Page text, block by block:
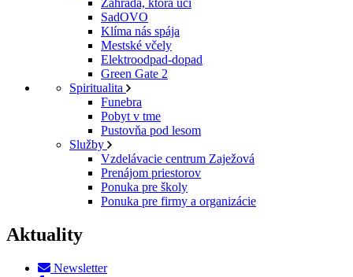
Záhrada, ktorá učí
SadOVO
Klíma nás spája
Mestské včely
Elektroodpad-dopad
Green Gate 2
Spiritualita
Funebra
Pobyt v tme
Pustovňa pod lesom
Služby
Vzdelávacie centrum Zaježová
Prenájom priestorov
Ponuka pre školy
Ponuka pre firmy a organizácie
Aktuality
Newsletter